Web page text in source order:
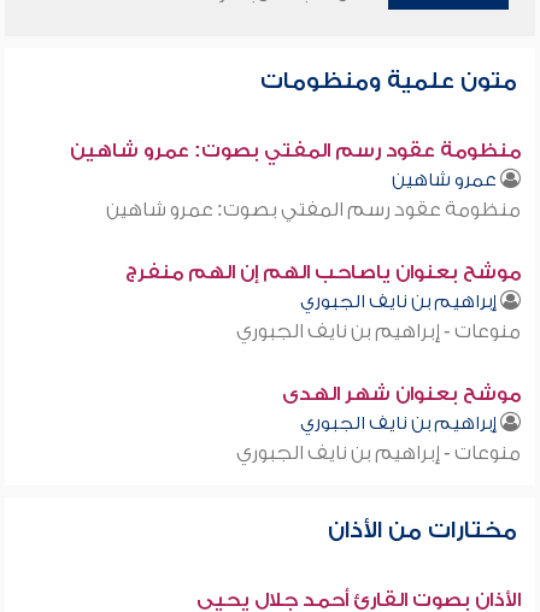
متون علمية ومنظومات
منظومة عقود رسم المفتي بصوت: عمرو شاهين
عمرو شاهين
منظومة عقود رسم المفتي بصوت: عمرو شاهين
موشح بعنوان ياصاحب الهم إن الهم منفرج
إبراهيم بن نايف الجبوري
منوعات - إبراهيم بن نايف الجبوري
موشح بعنوان شهر الهدى
إبراهيم بن نايف الجبوري
منوعات - إبراهيم بن نايف الجبوري
مختارات من الأذان
الأذان بصوت القارئ أحمد جلال يحيى